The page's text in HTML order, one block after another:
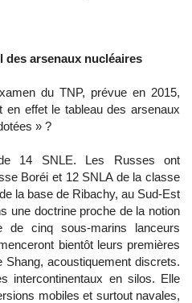
des arsenaux nucléaires
du TNP, prévue en 2015,
en effet le tableau des arsenaux
» ?
14 SNLE. Les Russes ont
Boréi et 12 SNLA de la classe
la base de Ribachy, au Sud-Est
une doctrine proche de la notion
de cinq sous-marins lanceurs
bientôt leurs premières
Shang, acoustiquement discrets.
intercontinentaux en silos. Elle
mobiles et surtout navales,